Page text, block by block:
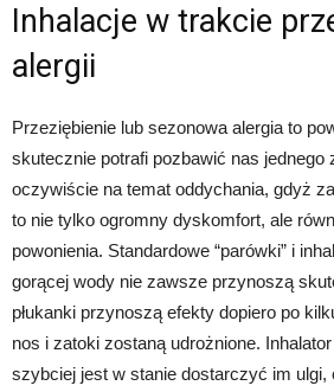
Inhalacje w trakcie
alergii
Przeziębienie lub sezonowa alergia to
skutecznie potrafi pozbawić nas jednego
oczywiście na temat oddychania, gdyż
to nie tylko ogromny dyskomfort, ale
powonienia. Standardowe “parówki” i
gorącej wody nie zawsze przynoszą
płukanki przynoszą efekty dopiero po
nos i zatoki zostaną udrożnione.
szybciej jest w stanie dostarczyć im ulgi,